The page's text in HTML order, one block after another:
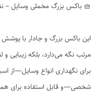
🧺 باکس بزرگ مخملی وسایل –
این باکس بزرگ و جادار با
مرتب نگه می‌دارد، بلکه
برای نگهداری انواع وسایل—از
شخصی—و قابل استفاده برای